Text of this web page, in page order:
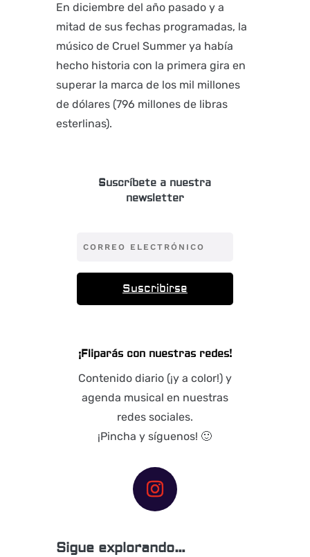
En diciembre del año pasado y a
mitad de sus fechas programadas, la
músico de Cruel Summer ya había
hecho historia con la primera gira en
superar la marca de los mil millones
de dólares (796 millones de libras
esterlinas).
Suscríbete a nuestra
newsletter
Suscribirse
¡Fliparás con nuestras redes!
Contenido diario (¡y a color!) y
agenda musical en nuestras
redes sociales.
¡Pincha y síguenos! 🙂
Sigue explorando…